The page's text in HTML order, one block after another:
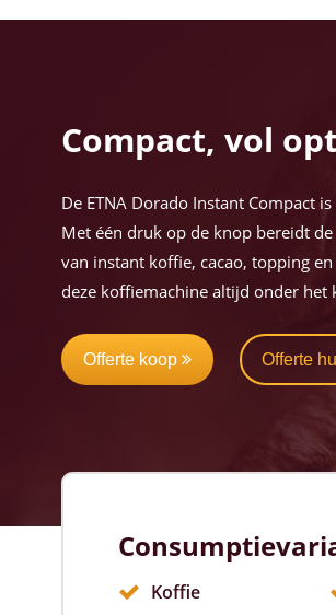
Compact, vol
De ETNA Dorado Instant Compact
Met één druk op de knop bereidt
van instant koffie, cacao, topping
deze koffiemachine altijd onder het
Offerte koop Offerte
Koffie